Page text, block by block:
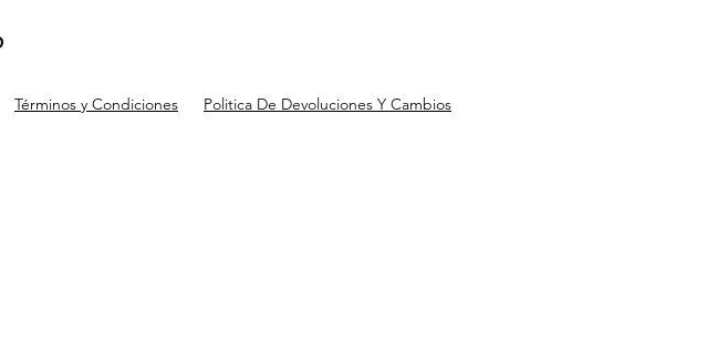
Términos y Condiciones Politica De Devoluciones Y Cambios